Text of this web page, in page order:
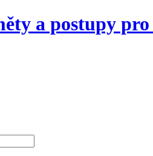
a postupy